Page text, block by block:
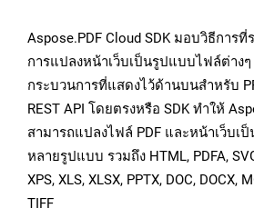
Aspose.PDF Cloud SDK มอบวิธีการที่
การแปลงหน้าเว็บเป็นรูปแบบไฟล์ต่าง
กระบวนการที่แสดงไว้ด้านบนสำหรับ
REST API โดยตรงหรือ SDK ทำให้
สามารถแปลงไฟล์ PDF และหน้าเว็บเ
หลายรูปแบบ รวมถึง HTML, PDFA,
XPS, XLS, XLSX, PPTX, DOC, DOCX,
TIFF